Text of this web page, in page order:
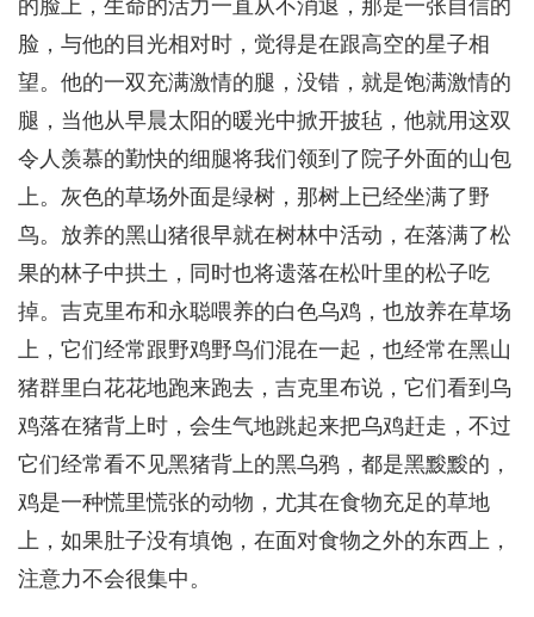
的脸上，生命的活力一直从不消退，那是一张自信的
脸，与他的目光相对时，觉得是在跟高空的星子相
望。他的一双充满激情的腿，没错，就是饱满激情的
腿，当他从早晨太阳的暖光中掀开披毡，他就用这双
令人羡慕的勤快的细腿将我们领到了院子外面的山包
上。灰色的草场外面是绿树，那树上已经坐满了野
鸟。放养的黑山猪很早就在树林中活动，在落满了松
果的林子中拱土，同时也将遗落在松叶里的松子吃
掉。吉克里布和永聪喂养的白色乌鸡，也放养在草场
上，它们经常跟野鸡野鸟们混在一起，也经常在黑山
猪群里白花花地跑来跑去，吉克里布说，它们看到乌
鸡落在猪背上时，会生气地跳起来把乌鸡赶走，不过
它们经常看不见黑猪背上的黑乌鸦，都是黑黢黢的，
鸡是一种慌里慌张的动物，尤其在食物充足的草地
上，如果肚子没有填饱，在面对食物之外的东西上，
注意力不会很集中。